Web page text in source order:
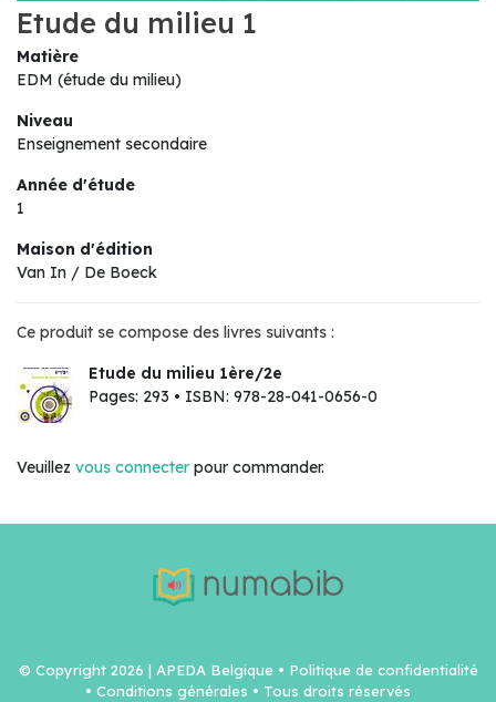
Etude du milieu 1
Matière
EDM (étude du milieu)
Niveau
Enseignement secondaire
Année d'étude
1
Maison d'édition
Van In / De Boeck
Ce produit se compose des livres suivants :
Etude du milieu 1ère/2e
Pages: 293 • ISBN: 978-28-041-0656-0
Veuillez vous connecter pour commander.
© Copyright 2026 | APEDA Belgique • Politique de confidentialité
• Conditions générales • Tous droits réservés